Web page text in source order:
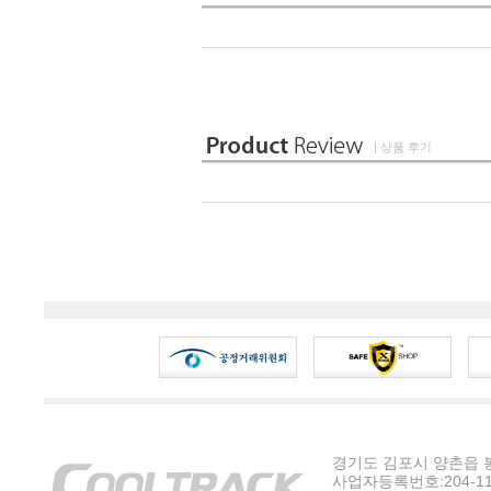
| 상품 후기
경기도 김포시 양촌읍
사업자등록번호:204-